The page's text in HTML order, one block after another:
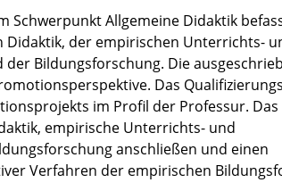
Schwerpunkt Allgemeine Didaktik
Didaktik, der empirischen Unterrichts-
Bildungsforschung. Die
Das
im Profil der Professur. Das
empirische Unterrichts- und
anschließen und einen
Verfahren der empirischen